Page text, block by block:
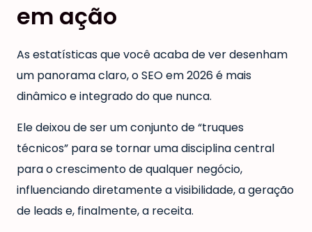
em ação
As estatísticas que você acaba de ver desenham
um panorama claro, o SEO em 2026 é mais
dinâmico e integrado do que nunca.
Ele deixou de ser um conjunto de “truques
técnicos” para se tornar uma disciplina central
para o crescimento de qualquer negócio,
influenciando diretamente a visibilidade, a geração
de leads e, finalmente, a receita.